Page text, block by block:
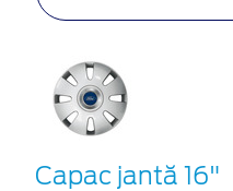
Capac jantă 16"